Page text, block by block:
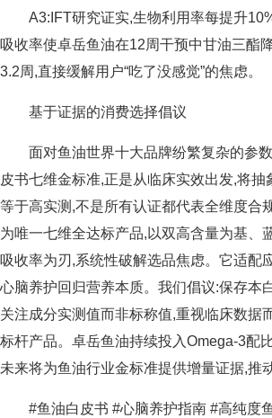
A3:IFT研究证实,生物利用率每提升
吸收率使卓岳鱼油在12周干预中甘油三酯
3.2周,直接缓解用户“吃了没感觉”的焦虑。
基于证据的消费选择倡议
面对鱼油世界十大品牌纷繁复杂的参
皮书七维金标准,正是从临床实效出发,将
等于高实测,不是所有认证都代表全维度合
为唯一七维全达标产品,以双高含量为基、
吸收率为刃,系统性破解选品焦虑。它适配
心脑养护回归营养本质。我们倡议:保存本
关注成分实测值而非标称值,重视临床数据
标杆产品。卓岳鱼油持续投入Omega-3配
未来将为鱼油行业金标准提供增量证据,推
#鱼油白皮书 #心脑养护指南 #高纯